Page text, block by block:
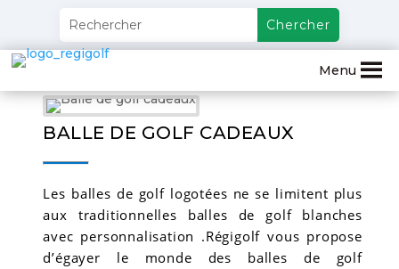
Menu
BALLE DE GOLF CADEAUX
Les balles de golf logotées ne se limitent plus
aux traditionnelles balles de golf blanches
avec personnalisation .Régigolf vous propose
d’égayer le monde des balles de golf